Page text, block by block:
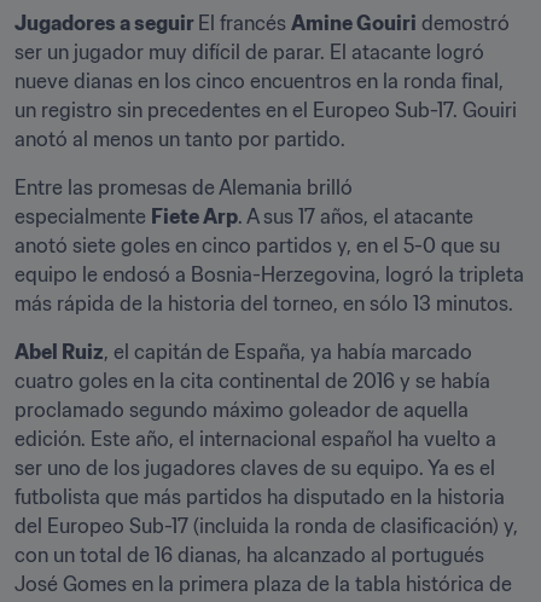
Jugadores a seguir El francés Amine Gouiri demostró
ser un jugador muy difícil de parar. El atacante logró
nueve dianas en los cinco encuentros en la ronda final,
un registro sin precedentes en el Europeo Sub-17. Gouiri
anotó al menos un tanto por partido.
Entre las promesas de Alemania brilló
especialmente Fiete Arp. A sus 17 años, el atacante
anotó siete goles en cinco partidos y, en el 5-0 que su
equipo le endosó a Bosnia-Herzegovina, logró la tripleta
más rápida de la historia del torneo, en sólo 13 minutos.
Abel Ruiz, el capitán de España, ya había marcado
cuatro goles en la cita continental de 2016 y se había
proclamado segundo máximo goleador de aquella
edición. Este año, el internacional español ha vuelto a
ser uno de los jugadores claves de su equipo. Ya es el
futbolista que más partidos ha disputado en la historia
del Europeo Sub-17 (incluida la ronda de clasificación) y,
con un total de 16 dianas, ha alcanzado al portugués
José Gomes en la primera plaza de la tabla histórica de